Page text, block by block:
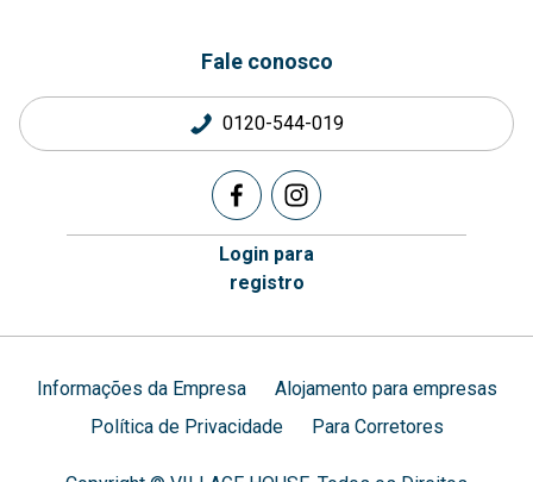
Fale conosco
0120-544-019
Login para
registro
Informações da Empresa
Alojamento para empresas
Política de Privacidade
Para Corretores